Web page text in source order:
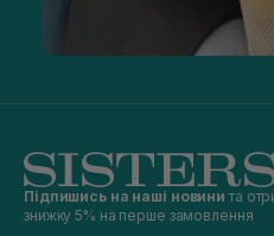
Підпишись на наші новини та
знижку 5% на перше замовлення